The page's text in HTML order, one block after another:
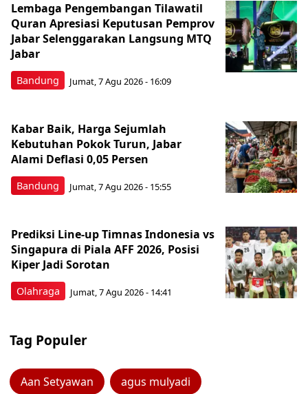
Bandung
Lembaga Pengembangan Tilawatil
Quran Apresiasi Keputusan Pemprov
Jabar Selenggarakan Langsung MTQ
Jabar
Jumat, 7 Agu 2026 - 16:09
Bandung
Kabar Baik, Harga Sejumlah
Kebutuhan Pokok Turun, Jabar
Alami Deflasi 0,05 Persen
Jumat, 7 Agu 2026 - 15:55
Olahraga
Prediksi Line-up Timnas Indonesia vs
Singapura di Piala AFF 2026, Posisi
Kiper Jadi Sorotan
Jumat, 7 Agu 2026 - 14:41
Tag Populer
Aan Setyawan agus mulyadi